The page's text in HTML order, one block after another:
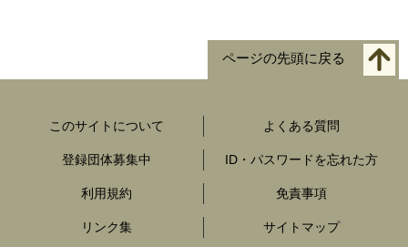
ページの先頭に戻る
このサイトについて よくある質問
登録団体募集中 ID・パスワードを忘れた方
利用規約 免責事項
リンク集 サイトマップ